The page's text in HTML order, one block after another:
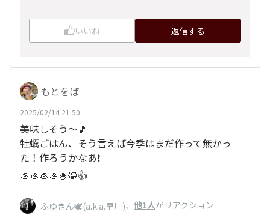
いいね 返信する
もとをば
2025/02/14 21:50
美味しそう～🎵
牡蠣ごはん、そう言えば今季はまだ作って無かっ
た！作ろうかなあ❗
🦪🦪🦪🦪🍚😸👍
ふゆきん🕊️(a.k.a.早川)、 他1人がリアクション